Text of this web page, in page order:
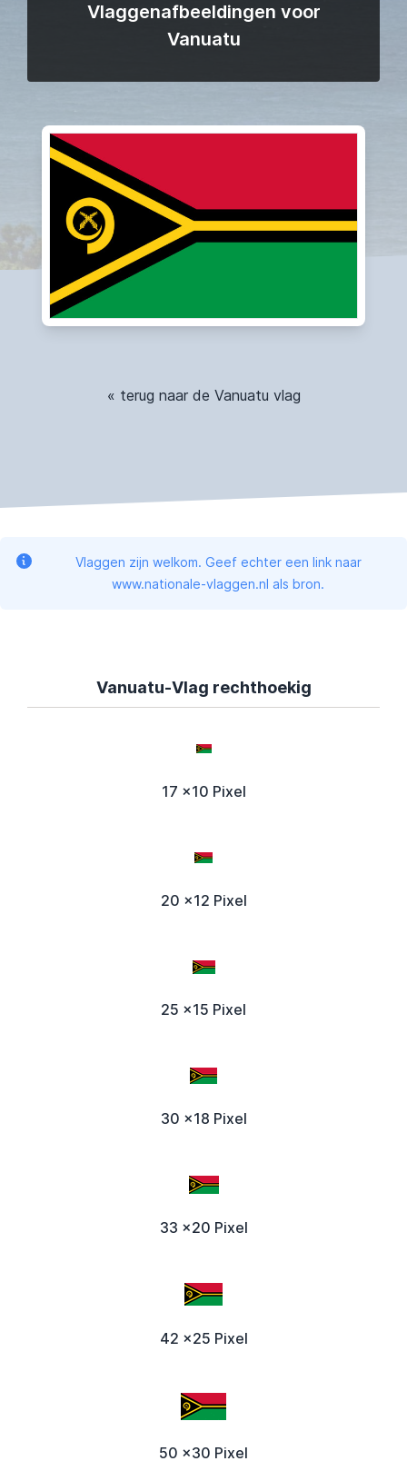
Vlaggenafbeeldingen voor
Vanuatu
« terug naar de Vanuatu vlag
Vlaggen zijn welkom. Geef echter een link naar
www.nationale-vlaggen.nl als bron.
Vanuatu-Vlag rechthoekig
17 x10 Pixel
20 x12 Pixel
25 x15 Pixel
30 x18 Pixel
33 x20 Pixel
42 x25 Pixel
50 x30 Pixel